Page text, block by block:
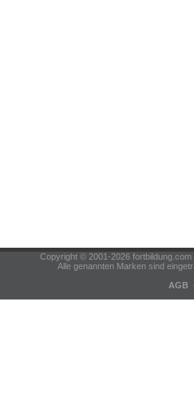
Copyright © 2001-2026
Alle genannten Marken sind
AGB